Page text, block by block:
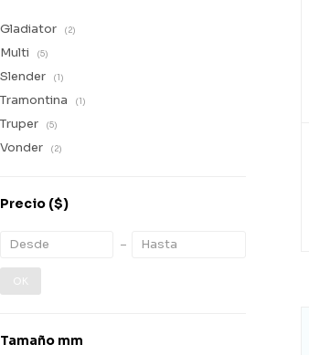
Gladiator (2)
Multi (5)
Slender (1)
Tramontina (1)
Truper (5)
Vonder (2)
Precio ($)
OK
Tamaño mm